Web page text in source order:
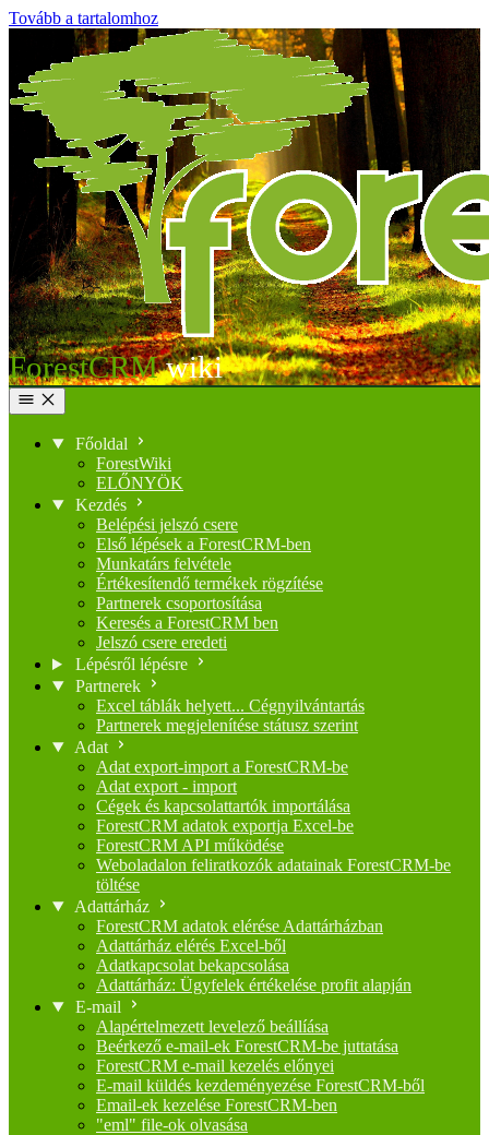
Tovább a tartalomhoz
ForestCRM
Főoldal
ForestWiki
ELŐNYÖK
Kezdés
Belépési jelszó csere
Első lépések a ForestCRM-ben
Munkatárs felvétele
Értékesítendő termékek rögzítése
Partnerek csoportosítása
Keresés a ForestCRM ben
Jelszó csere eredeti
Lépésről lépésre
Partnerek
Excel táblák helyett... Cégnyilvántartás
Partnerek megjelenítése státusz szerint
Adat
Adat export-import a ForestCRM-be
Adat export - import
Cégek és kapcsolattartók importálása
ForestCRM adatok exportja Excel-be
ForestCRM API működése
Weboladalon feliratkozók adatainak ForestCRM-be
töltése
Adattárház
ForestCRM adatok elérése Adattárházban
Adattárház elérés Excel-ből
Adatkapcsolat bekapcsolása
Adattárház: Ügyfelek értékelése profit alapján
E-mail
Alapértelmezett levelező beállíása
Beérkező e-mail-ek ForestCRM-be juttatása
ForestCRM e-mail kezelés előnyei
E-mail küldés kezdeményezése ForestCRM-ből
Email-ek kezelése ForestCRM-ben
"eml" file-ok olvasása